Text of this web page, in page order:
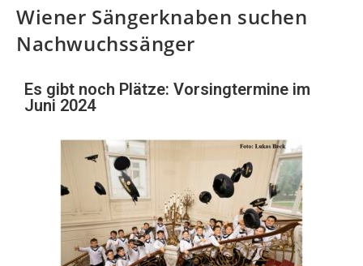
Wiener Sängerknaben suchen
Nachwuchssänger
Es gibt noch Plätze: Vorsingtermine im
Juni 2024